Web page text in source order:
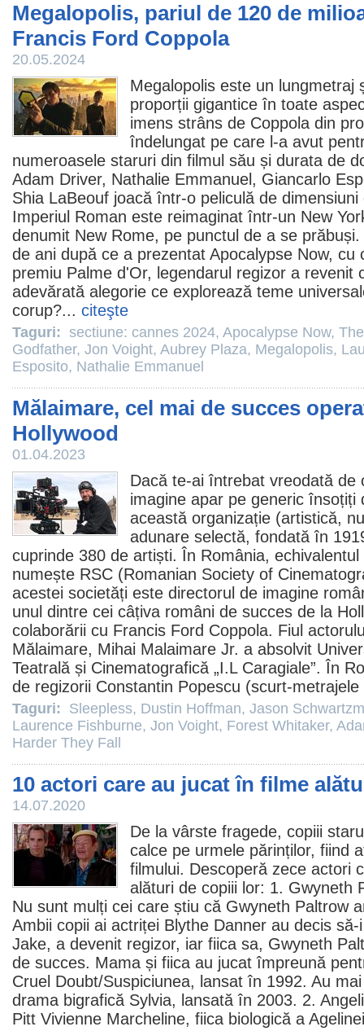
Megalopolis, pariul de 120 de
Francis Ford Coppola
20.05.2024
Megalopolis este un lungmetraj
proporții gigantice în toate
imens strâns de Coppola din
îndelungat pe care l-a avut
numeroasele staruri din filmul său și durata de
Adam Driver, Nathalie Emmanuel , Giancarlo
Shia LaBeouf joacă într-o peliculă de
Imperiul Roman este reimaginat într-un New
denumit New Rome, pe punctul de a se
de ani după ce a prezentat Apocalypse Now, cu
premiu Palme d'Or, legendarul regizor a revenit
adevărată alegorie ce explorează teme
corup?... citeşte
Taguri: sectiune: cannes 2024, Apocalypse Now,
Godfather, Jon Voight, Aubrey Plaza, Megalopolis,
Esposito, Nathalie Emmanuel
Mălaimare, cel mai de succes
Hollywood
01.04.2023
Dacă te-ai întrebat vreodată de
imagine apar pe generic însoțiți
această organizație (artistică,
adunare selectă, fondată în
cuprinde 380 de artiști. În România,
numește RSC (Romanian Society of
acestei societăți este directorul de imagine
unul dintre cei câțiva români de succes de la
colaborării cu Francis Ford Coppola. Fiul
Mălaimare, Mihai Malaimare Jr. a absolvit
Teatrală și Cinematografică „I.L Caragiale”. În
de regizorii Constantin Popescu (scurt-
Taguri: Sleepless, Dustin Hoffman, Jason
Laurence Fishburne, Jon Voight, Forest Whitaker,
Harder They Fall
10 actori care au jucat în filme
14.07.2020
De la vârste fragede, copiii
calce pe urmele părinților, fiind
filmului. Descoperă zece actori
alături de copiii lor: 1. Gwyneth
Nu sunt mulți cei care știu că Gwyneth Paltrow
Ambii copii ai actriței Blythe Danner au decis
Jake, a devenit regizor, iar fiica sa, Gwyneth
de succes. Mama și fiica au jucat împreună
Cruel Doubt/Suspiciunea, lansat în 1992. Au
drama bigrafică Sylvia, lansată în 2003. 2.
Pitt Vivienne Marcheline, fiica biologică a